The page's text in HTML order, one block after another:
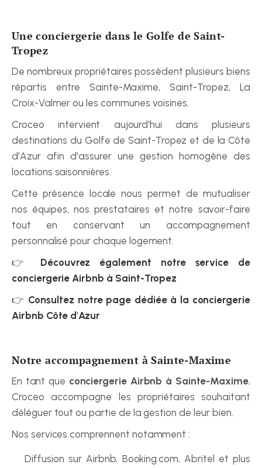
Une conciergerie dans le Golfe de Saint-
Tropez
De nombreux propriétaires possèdent plusieurs biens
répartis entre Sainte-Maxime, Saint-Tropez, La
Croix-Valmer ou les communes voisines.
Croceo intervient aujourd'hui dans plusieurs
destinations du Golfe de Saint-Tropez et de la Côte
d'Azur afin d'assurer une gestion homogène des
locations saisonnières.
Cette présence locale nous permet de mutualiser
nos équipes, nos prestataires et notre savoir-faire
tout en conservant un accompagnement
personnalisé pour chaque logement.
👉 Découvrez également notre service de
conciergerie Airbnb à Saint-Tropez
👉 Consultez notre page dédiée à la conciergerie
Airbnb Côte d'Azur
Notre accompagnement à Sainte-Maxime
En tant que conciergerie Airbnb à Sainte-Maxime,
Croceo accompagne les propriétaires souhaitant
déléguer tout ou partie de la gestion de leur bien.
Nos services comprennent notamment :
Diffusion sur Airbnb, Booking.com, Abritel et plus